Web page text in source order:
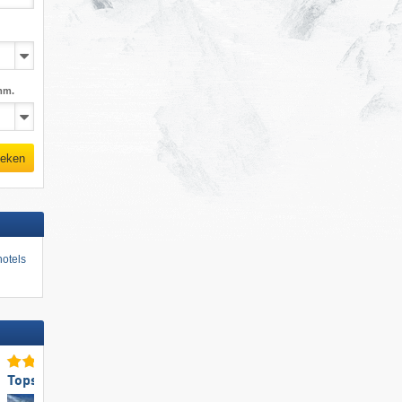
Topsneeuwzekerheid